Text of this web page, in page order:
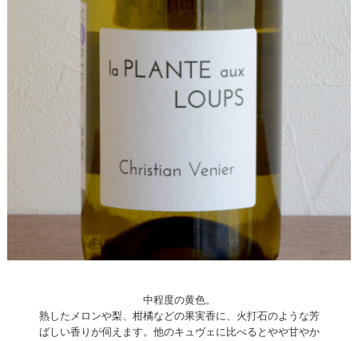
中程度の黄色。
熟したメロンや梨、柑橘などの果実香に、火打石のような芳
ばしい香りが伺えます。他のキュヴェに比べるとやや甘やか